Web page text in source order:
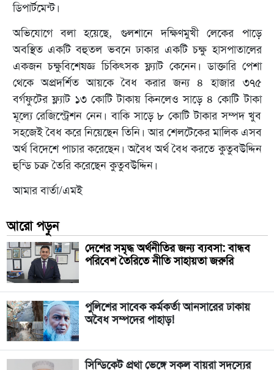
ডিপার্টমেন্ট।
অভিযোগে বলা হয়েছে, গুলশানে দক্ষিণমুখী লেকের পাড়ে
অবস্থিত একটি বহুতল ভবনে ঢাকার একটি চক্ষু হাসপাতালের
একজন চক্ষুবিশেষজ্ঞ চিকিৎসক ফ্ল্যাট কেনেন। ডাক্তারি পেশা
থেকে অপ্রদর্শিত আয়কে বৈধ করার জন্য ৪ হাজার ৩৭৫
বর্গফুটের ফ্ল্যাট ১৩ কোটি টাকায় কিনলেও সাড়ে ৪ কোটি টাকা
মূল্যে রেজিস্ট্রেশন নেন। বাকি সাড়ে ৮ কোটি টাকার সম্পদ খুব
সহজেই বৈধ করে নিয়েছেন তিনি। আর শেলটেকের মালিক এসব
অর্থ বিদেশে পাচার করেছেন। অবৈধ অর্থ বৈধ করতে কুতুবউদ্দিন
হুন্ডি চক্র তৈরি করেছেন কুতুবউদ্দিন।
আমার বার্তা/এমই
আরো পড়ুন
দেশের সমৃদ্ধ অর্থনীতির জন্য ব্যবসা: বান্ধব
পরিবেশ তৈরিতে নীতি সাহায়তা জরুরি
পুলিশের সাবেক কর্মকর্তা আনসারের ঢাকায়
অবৈধ সম্পদের পাহাড়!
সিন্ডিকেট প্রথা ভেঙ্গে সকল বায়রা সদস্যের